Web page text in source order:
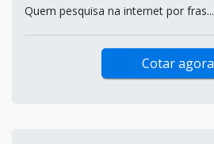
Quem pesquisa na internet por fras...
Cotar agora